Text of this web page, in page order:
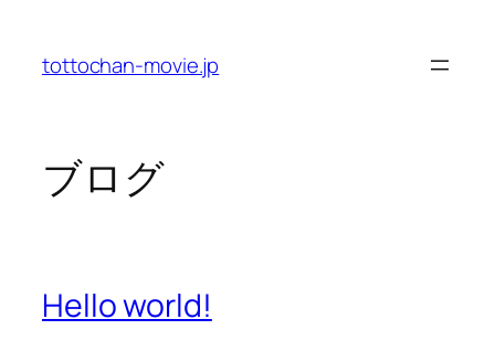
tottochan-movie.jp
ブログ
Hello world!